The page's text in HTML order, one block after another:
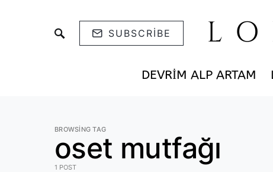
SUBSCRIBE
DEVRIM ALP ARTAM
BROWSING TAG
oset mutfağı
1 POST